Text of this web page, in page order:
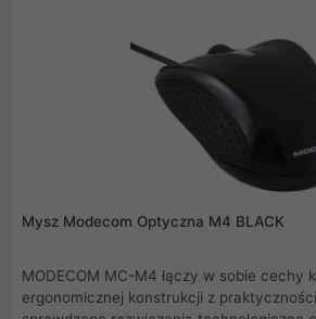
Mysz Modecom Optyczna M4 BLACK
MODECOM MC-M4 łączy w sobie cechy
ergonomicznej konstrukcji z